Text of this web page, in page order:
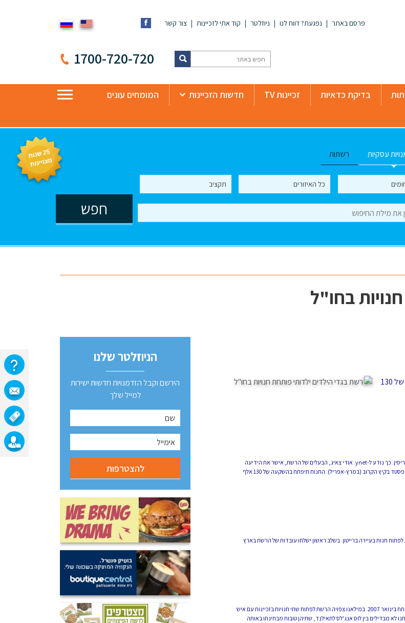
פרסם באתר נפגעת? דווח לנו ניוזלטר קוד אתי לזכיינות צור קשר
1700-720-720
בדיקת כדאיות זכיינות TV חדשות הזכיינות
המומחים עונים
עסקיות רשתות
בחו"ל
הרשת תפתח בקיץ הקרוב חנות ראשונה מתוך שלוש חנויות בלונדון, בהשקעה של 130
רשת "ילדותי", המתחמה בבגדי ילדים ופעוטות, מתפרסת לחו"ל, ותפתח חנויות בלונדון, מילאנו וקפריסין. כך נודע ל-ynet. אודי צאיג, הבעלים של הרשת, אישר את הידיעה
ומסר כי בשלב ראשון תמקד הרשת את הפעילות בחו"ל בלונדון והחנות הראשונה בעיר תיפתח בהאמפסטד בקיץ הקרוב (במרץ-אפריל). החנות תיפתח בהשקעה של 130 אלף
חנות בעיירה ברייטון. בשלב ראשון ישלחו עובדות של הרשת בארץ
במקביל מנהלת הרשת מו"מ לפתיחת חנויות במילאנו שבאיטליה ובקניון חדש בקפריסין שעתיד להיפתח בינואר 2007. במילאנו צפויה הרשת לפתוח שתי חנויות בזכיינות עם איש
מבדילים בין לוס אנג'לס לתאילנד, שתיהן טובות מבחינתו באותה
הניוזלטר שלנו
הירשם וקבל הזדמנויות חדשות ישירות
למייל שלך